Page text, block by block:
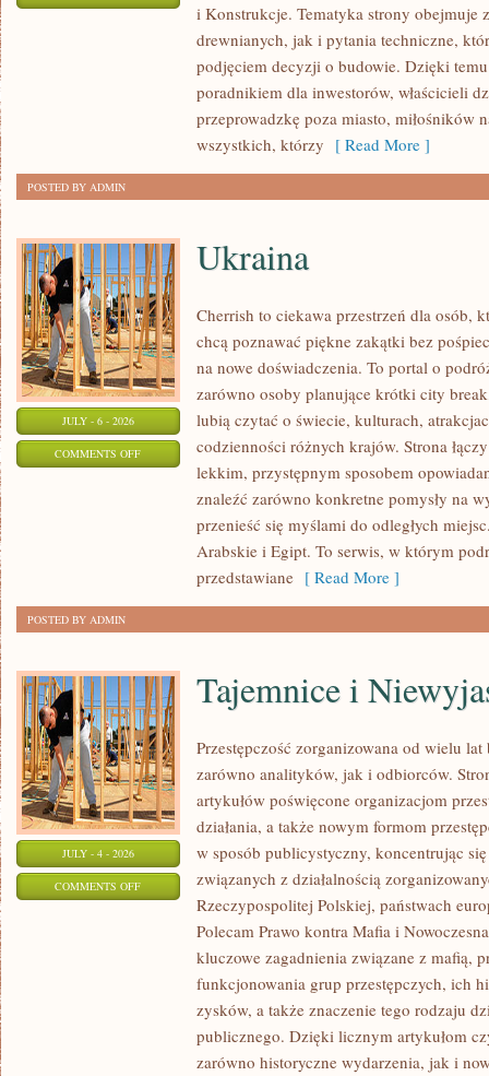
FINANSOWANIE
i Konstrukcje. Tematyka strony obejmuje
drewnianych, jak i pytania techniczne,
podjęciem decyzji o budowie. Dzięki
poradnikiem dla inwestorów, właścicieli
przeprowadzkę poza miasto, miłośników
wszystkich, którzy [ Read More ]
POSTED BY ADMIN
JULY - 6 - 2026
COMMENTS OFFON
Ukraina
Cherrish to ciekawa przestrzeń dla osób,
chcą poznawać piękne zakątki bez
na nowe doświadczenia. To portal o
zarówno osoby planujące krótki city
lubią czytać o świecie, kulturach,
codzienności różnych krajów. Strona
lekkim, przystępnym sposobem
znaleźć zarówno konkretne pomysły na
przenieść się myślami do odległych
Arabskie i Egipt. To serwis, w którym
przedstawiane [ Read More ]
POSTED BY ADMIN
JULY - 4 - 2026
COMMENTS OFFON
TAJEMNICE
NIEWYJAŚNIONE
Tajemnice i
Przestępczość zorganizowana od wielu
zarówno analityków, jak i odbiorców.
artykułów poświęcone organizacjom
działania, a także nowym formom
w sposób publicystyczny, koncentrując
związanych z działalnością
Rzeczypospolitej Polskiej, państwach
Polecam Prawo kontra Mafia i
kluczowe zagadnienia związane z mafią,
funkcjonowania grup przestępczych, ich
zysków, a także znaczenie tego rodzaju
publicznego. Dzięki licznym artykułom
zarówno historyczne wydarzenia, jak i